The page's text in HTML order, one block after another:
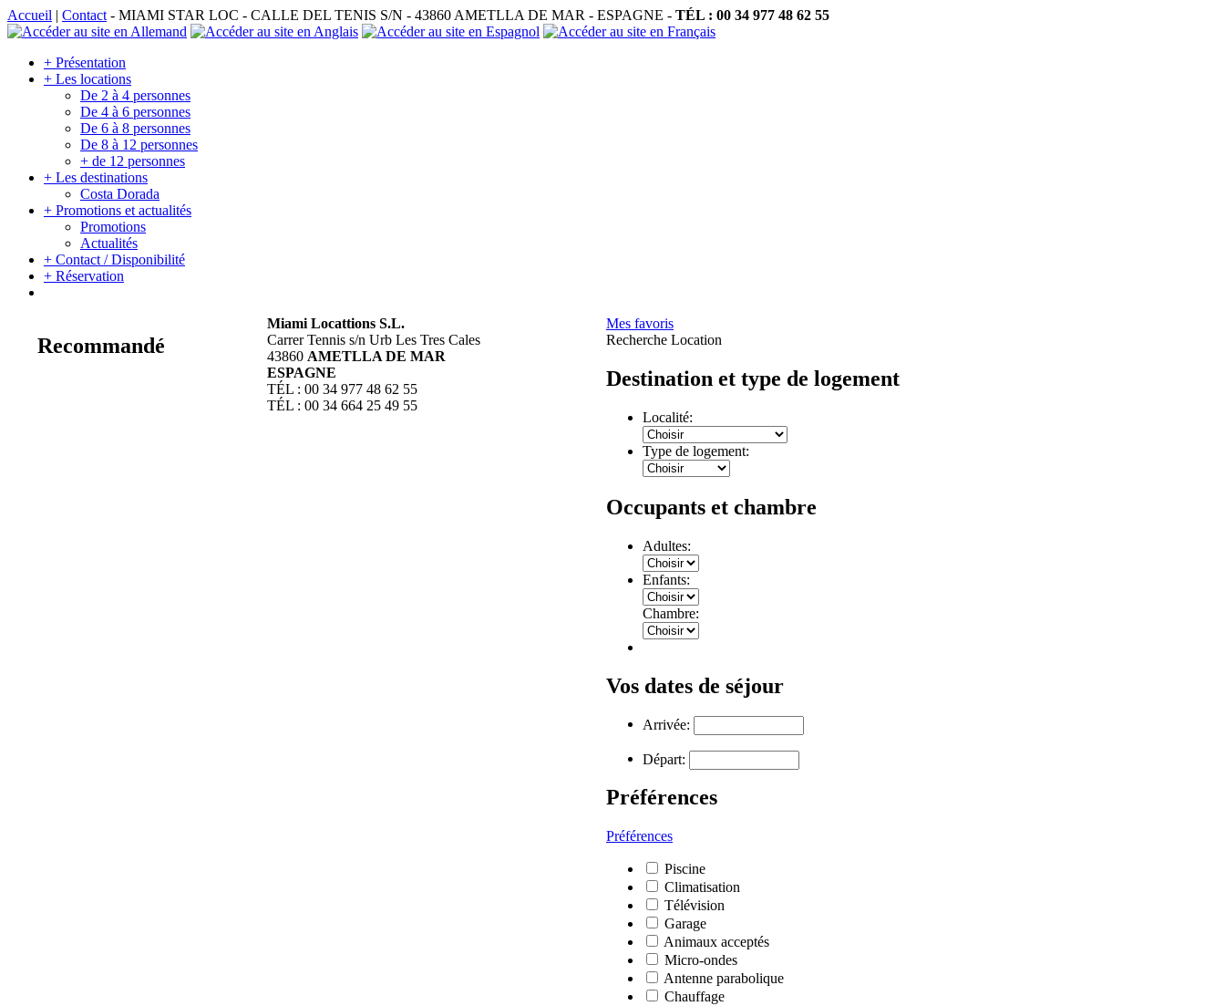
Accueil | Contact - MIAMI STAR LOC - CALLE DEL TENIS S/N - 43860 AMETLLA DE MAR - ESPAGNE - TÉL : 00 34 977 48 62 55
+ Présentation
+ Les locations
De 2 à 4 personnes
De 4 à 6 personnes
De 6 à 8 personnes
De 8 à 12 personnes
+ de 12 personnes
+ Les destinations
Costa Dorada
+ Promotions et actualités
Promotions
Actualités
+ Contact / Disponibilité
+ Réservation
Recommandé
Mes favoris
Recherche Location
Destination et type de logement
Localité:
Type de logement:
Occupants et chambre
Adultes:
Enfants:
Chambre:
Vos dates de séjour
Arrivée:
Départ:
Préférences
Préférences
Piscine
Climatisation
Télévision
Garage
Animaux acceptés
Micro-ondes
Antenne parabolique
Chauffage
Miami Locattions S.L.
Carrer Tennis s/n Urb Les Tres Cales
43860 AMETLLA DE MAR
ESPAGNE
TÉL : 00 34 977 48 62 55
TÉL : 00 34 664 25 49 55